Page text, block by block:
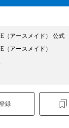
（アースメイド） 公式
（アースメイド）
録